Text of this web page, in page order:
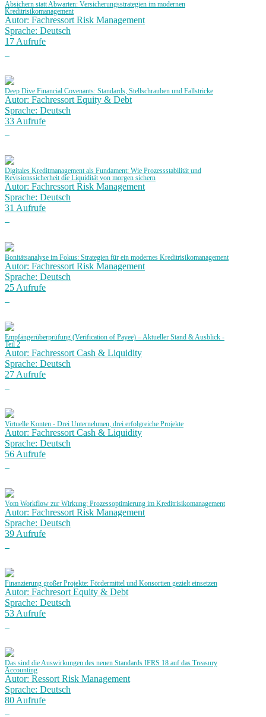
Absichern statt Abwarten: Versicherungsstrategien im modernen
Kreditrisikomanagement
Autor: Fachressort Risk Management
Sprache: Deutsch
17 Aufrufe
Deep Dive Financial Covenants: Standards, Stellschrauben und Fallstricke
Autor: Fachressort Equity & Debt
Sprache: Deutsch
33 Aufrufe
Digitales Kreditmanagement als Fundament: Wie Prozessstabilität und
Revisionssicherheit die Liquidität von morgen sichern
Autor: Fachressort Risk Management
Sprache: Deutsch
31 Aufrufe
Bonitätsanalyse im Fokus: Strategien für ein modernes Kreditrisikomanagement
Autor: Fachressort Risk Management
Sprache: Deutsch
25 Aufrufe
Empfängerüberprüfung (Verification of Payee) – Aktueller Stand & Ausblick -
Teil 2
Autor: Fachressort Cash & Liquidity
Sprache: Deutsch
27 Aufrufe
Virtuelle Konten - Drei Unternehmen, drei erfolgreiche Projekte
Autor: Fachressort Cash & Liquidity
Sprache: Deutsch
56 Aufrufe
Vom Workflow zur Wirkung: Prozessoptimierung im Kreditrisikomanagement
Autor: Fachressort Risk Management
Sprache: Deutsch
39 Aufrufe
Finanzierung großer Projekte: Fördermittel und Konsortien gezielt einsetzen
Autor: Fachresort Equity & Debt
Sprache: Deutsch
53 Aufrufe
Das sind die Auswirkungen des neuen Standards IFRS 18 auf das Treasury
Accounting
Autor: Ressort Risk Management
Sprache: Deutsch
80 Aufrufe